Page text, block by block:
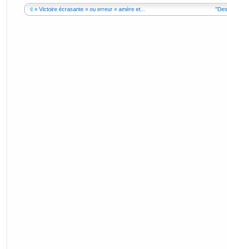
« Victoire écrasante » ou erreur « amère et...